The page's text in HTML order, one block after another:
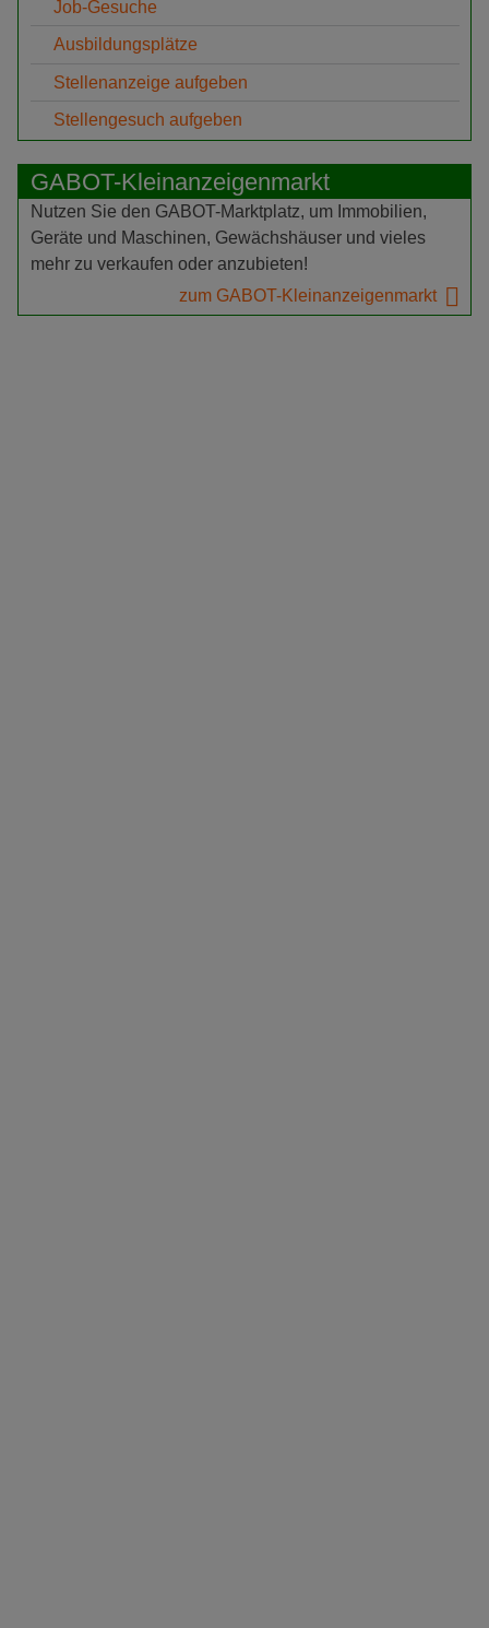
Job-Gesuche
Ausbildungsplätze
Stellenanzeige aufgeben
Stellengesuch aufgeben
GABOT-Kleinanzeigenmarkt
Nutzen Sie den GABOT-Marktplatz, um Immobilien,
Geräte und Maschinen, Gewächshäuser und vieles
mehr zu verkaufen oder anzubieten!
zum GABOT-Kleinanzeigenmarkt